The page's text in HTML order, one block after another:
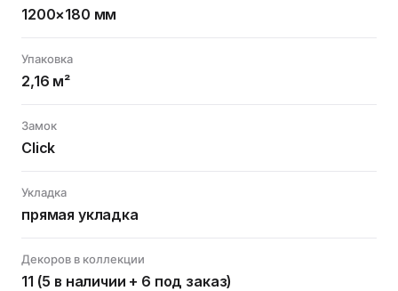
1200×180 мм
Упаковка
2,16 м²
Замок
Click
Укладка
прямая укладка
Декоров в коллекции
11 (5 в наличии + 6 под заказ)